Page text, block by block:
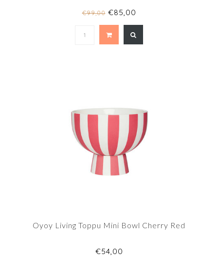
€99,00€85,00
Oyoy Living Toppu Mini Bowl Cherry Red
€54,00